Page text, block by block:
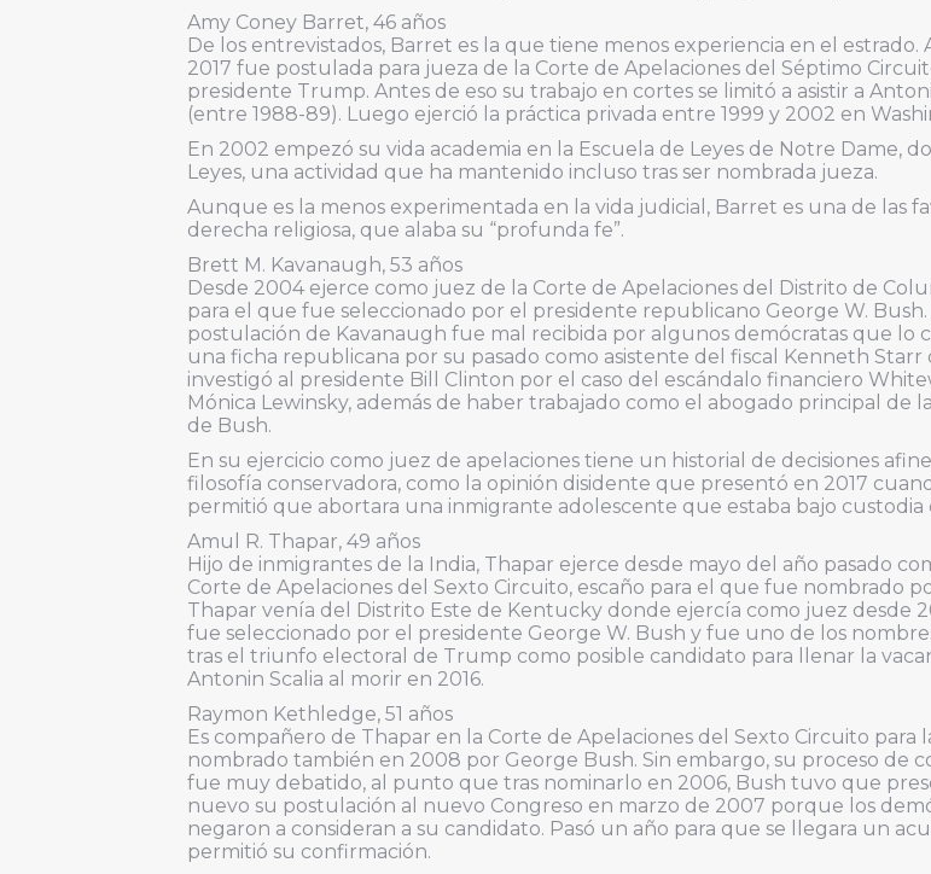
Amy Coney Barret, 46 años
De los entrevistados, Barret es la que tiene menos experiencia en el estrado.
2017 fue postulada para jueza de la Corte de Apelaciones del Séptimo
presidente Trump. Antes de eso su trabajo en cortes se limitó a asistir a
(entre 1988-89). Luego ejerció la práctica privada entre 1999 y 2002 en
En 2002 empezó su vida academia en la Escuela de Leyes de Notre Dame,
Leyes, una actividad que ha mantenido incluso tras ser nombrada jueza.
Aunque es la menos experimentada en la vida judicial, Barret es una de las
derecha religiosa, que alaba su “profunda fe”.
Brett M. Kavanaugh, 53 años
Desde 2004 ejerce como juez de la Corte de Apelaciones del Distrito de
para el que fue seleccionado por el presidente republicano George W. Bush.
postulación de Kavanaugh fue mal recibida por algunos demócratas que lo
una ficha republicana por su pasado como asistente del fiscal Kenneth Starr
investigó al presidente Bill Clinton por el caso del escándalo financiero
Mónica Lewinsky, además de haber trabajado como el abogado principal de
de Bush.
En su ejercicio como juez de apelaciones tiene un historial de decisiones
filosofía conservadora, como la opinión disidente que presentó en 2017
permitió que abortara una inmigrante adolescente que estaba bajo custodia
Amul R. Thapar, 49 años
Hijo de inmigrantes de la India, Thapar ejerce desde mayo del año pasado
Corte de Apelaciones del Sexto Circuito, escaño para el que fue nombrado
Thapar venía del Distrito Este de Kentucky donde ejercía como juez desde
fue seleccionado por el presidente George W. Bush y fue uno de los
tras el triunfo electoral de Trump como posible candidato para llenar la
Antonin Scalia al morir en 2016.
Raymon Kethledge, 51 años
Es compañero de Thapar en la Corte de Apelaciones del Sexto Circuito para
nombrado también en 2008 por George Bush. Sin embargo, su proceso de
fue muy debatido, al punto que tras nominarlo en 2006, Bush tuvo que
nuevo su postulación al nuevo Congreso en marzo de 2007 porque los
negaron a consideran a su candidato. Pasó un año para que se llegara un
permitió su confirmación.